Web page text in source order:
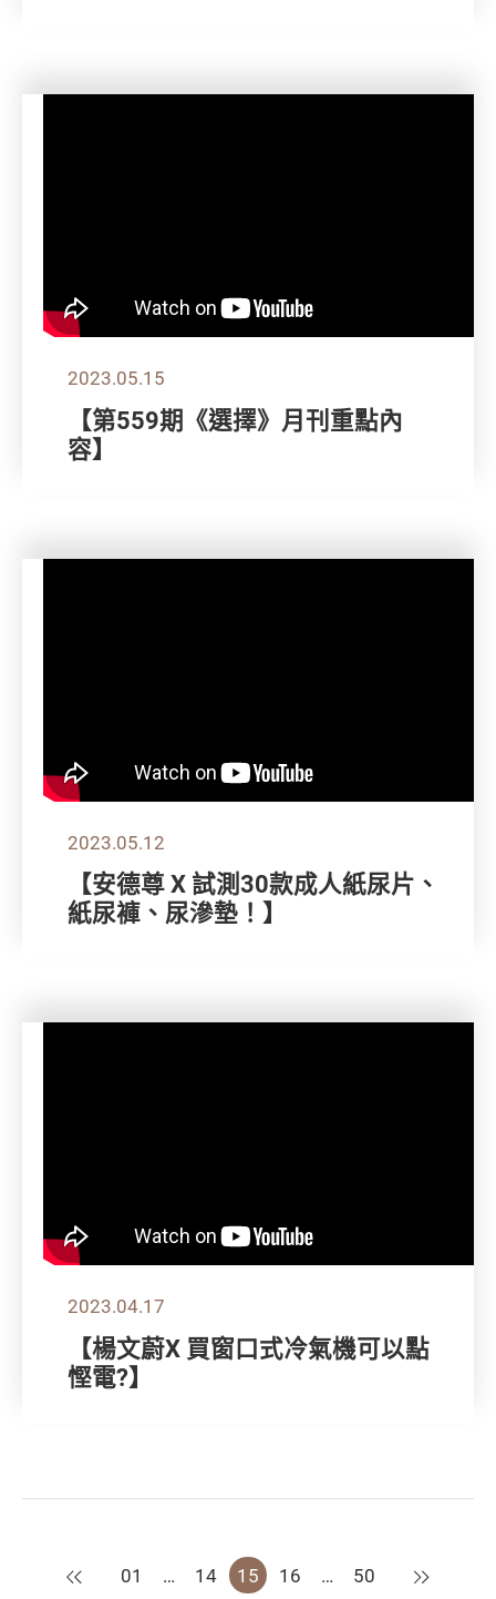
2023.05.15
【第559期《選擇》月刊重點內
容】
2023.05.12
【安德尊 X 試測30款成人紙尿片、
紙尿褲、尿滲墊！】
2023.04.17
【楊文蔚X 買窗口式冷氣機可以點
慳電?】
上一頁
01 … 14 15 16 … 50 下一頁